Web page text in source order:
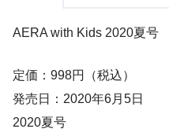
AERA with Kids 2020夏号
定価：998円（税込）
発売日：2020年6月5日
2020夏号